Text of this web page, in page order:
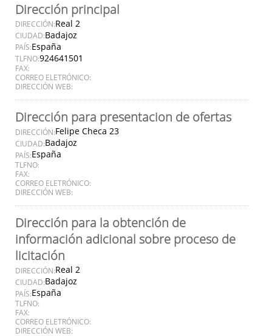
Dirección principal
DIRECCIÓN:Real 2
CIUDAD:Badajoz
PAÍS:España
TLFNO:924641501
FAX:
CORREO ELETRÓNICO:
DIRECCIÓN WEB:
Dirección para presentacion de ofertas
DIRECCIÓN:Felipe Checa 23
CIUDAD:Badajoz
PAÍS:España
TLFNO:
FAX:
CORREO ELETRÓNICO:
DIRECCIÓN WEB:
Dirección para la obtención de
información adicional sobre proceso de
licitación
DIRECCIÓN:Real 2
CIUDAD:Badajoz
PAÍS:España
TLFNO:
FAX:
CORREO ELETRÓNICO:
DIRECCIÓN WEB: